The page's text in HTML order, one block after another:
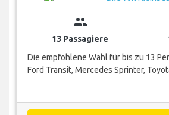
group
13 Passagiere
Die empfohlene Wahl für bis zu 13
Ford Transit, Mercedes Sprinter,